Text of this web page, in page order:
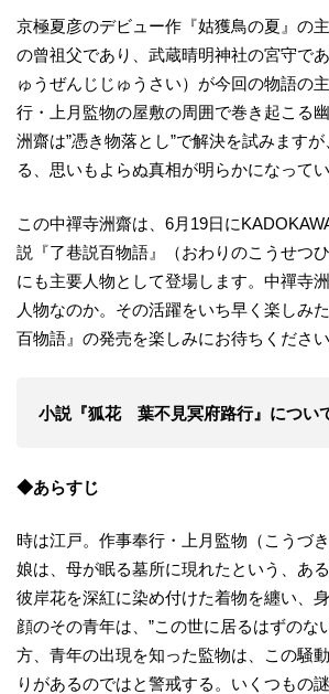
京極夏彦のデビュー作『姑獲鳥の夏』の
の曾祖父であり、武蔵晴明神社の宮守で
ゅうぜんじじゅうさい）が今回の物語の
行・上月監物の屋敷の周囲で巻き起こる
洲齋は”憑き物落とし”で解決を試みます
る、思いもよらぬ真相が明らかになってい
この中禪寺洲齋は、6月19日に
説『了巷説百物語』（おわりのこうせつ
にも主要人物として登場します。中禪寺
人物なのか。その活躍をいち早く楽しみ
百物語』の発売を楽しみにお待ちください
小説『狐花 葉不見冥府路行』につい
◆あらすじ
時は江戸。作事奉行・上月監物（こうづ
娘は、母が眠る墓所に現れたという、あ
彼岸花を深紅に染め付けた着物を纏い、
顔のその青年は、”この世に居るはずの
方、青年の出現を知った監物は、この騒
りがあるのではと警戒する。いくつもの